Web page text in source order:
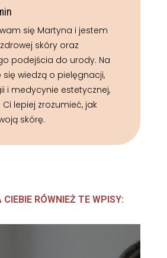
się Martyna i jestem
skóry oraz
podejścia do urody. Na
się wiedzą o pielęgnacji,
i medycynie estetycznej,
lepiej zrozumieć, jak
skórę.
RÓWNIEŻ TE WPISY: